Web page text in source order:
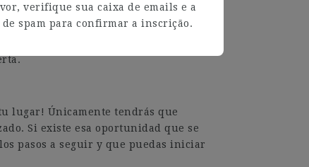
algo que aportar, te daremos voz
lugar! Únicamente tendrás que
Si existe esa oportunidad que se
pasos a seguir y que puedas iniciar
verifique sua caixa de emails e a
de spam para confirmar a inscrição.